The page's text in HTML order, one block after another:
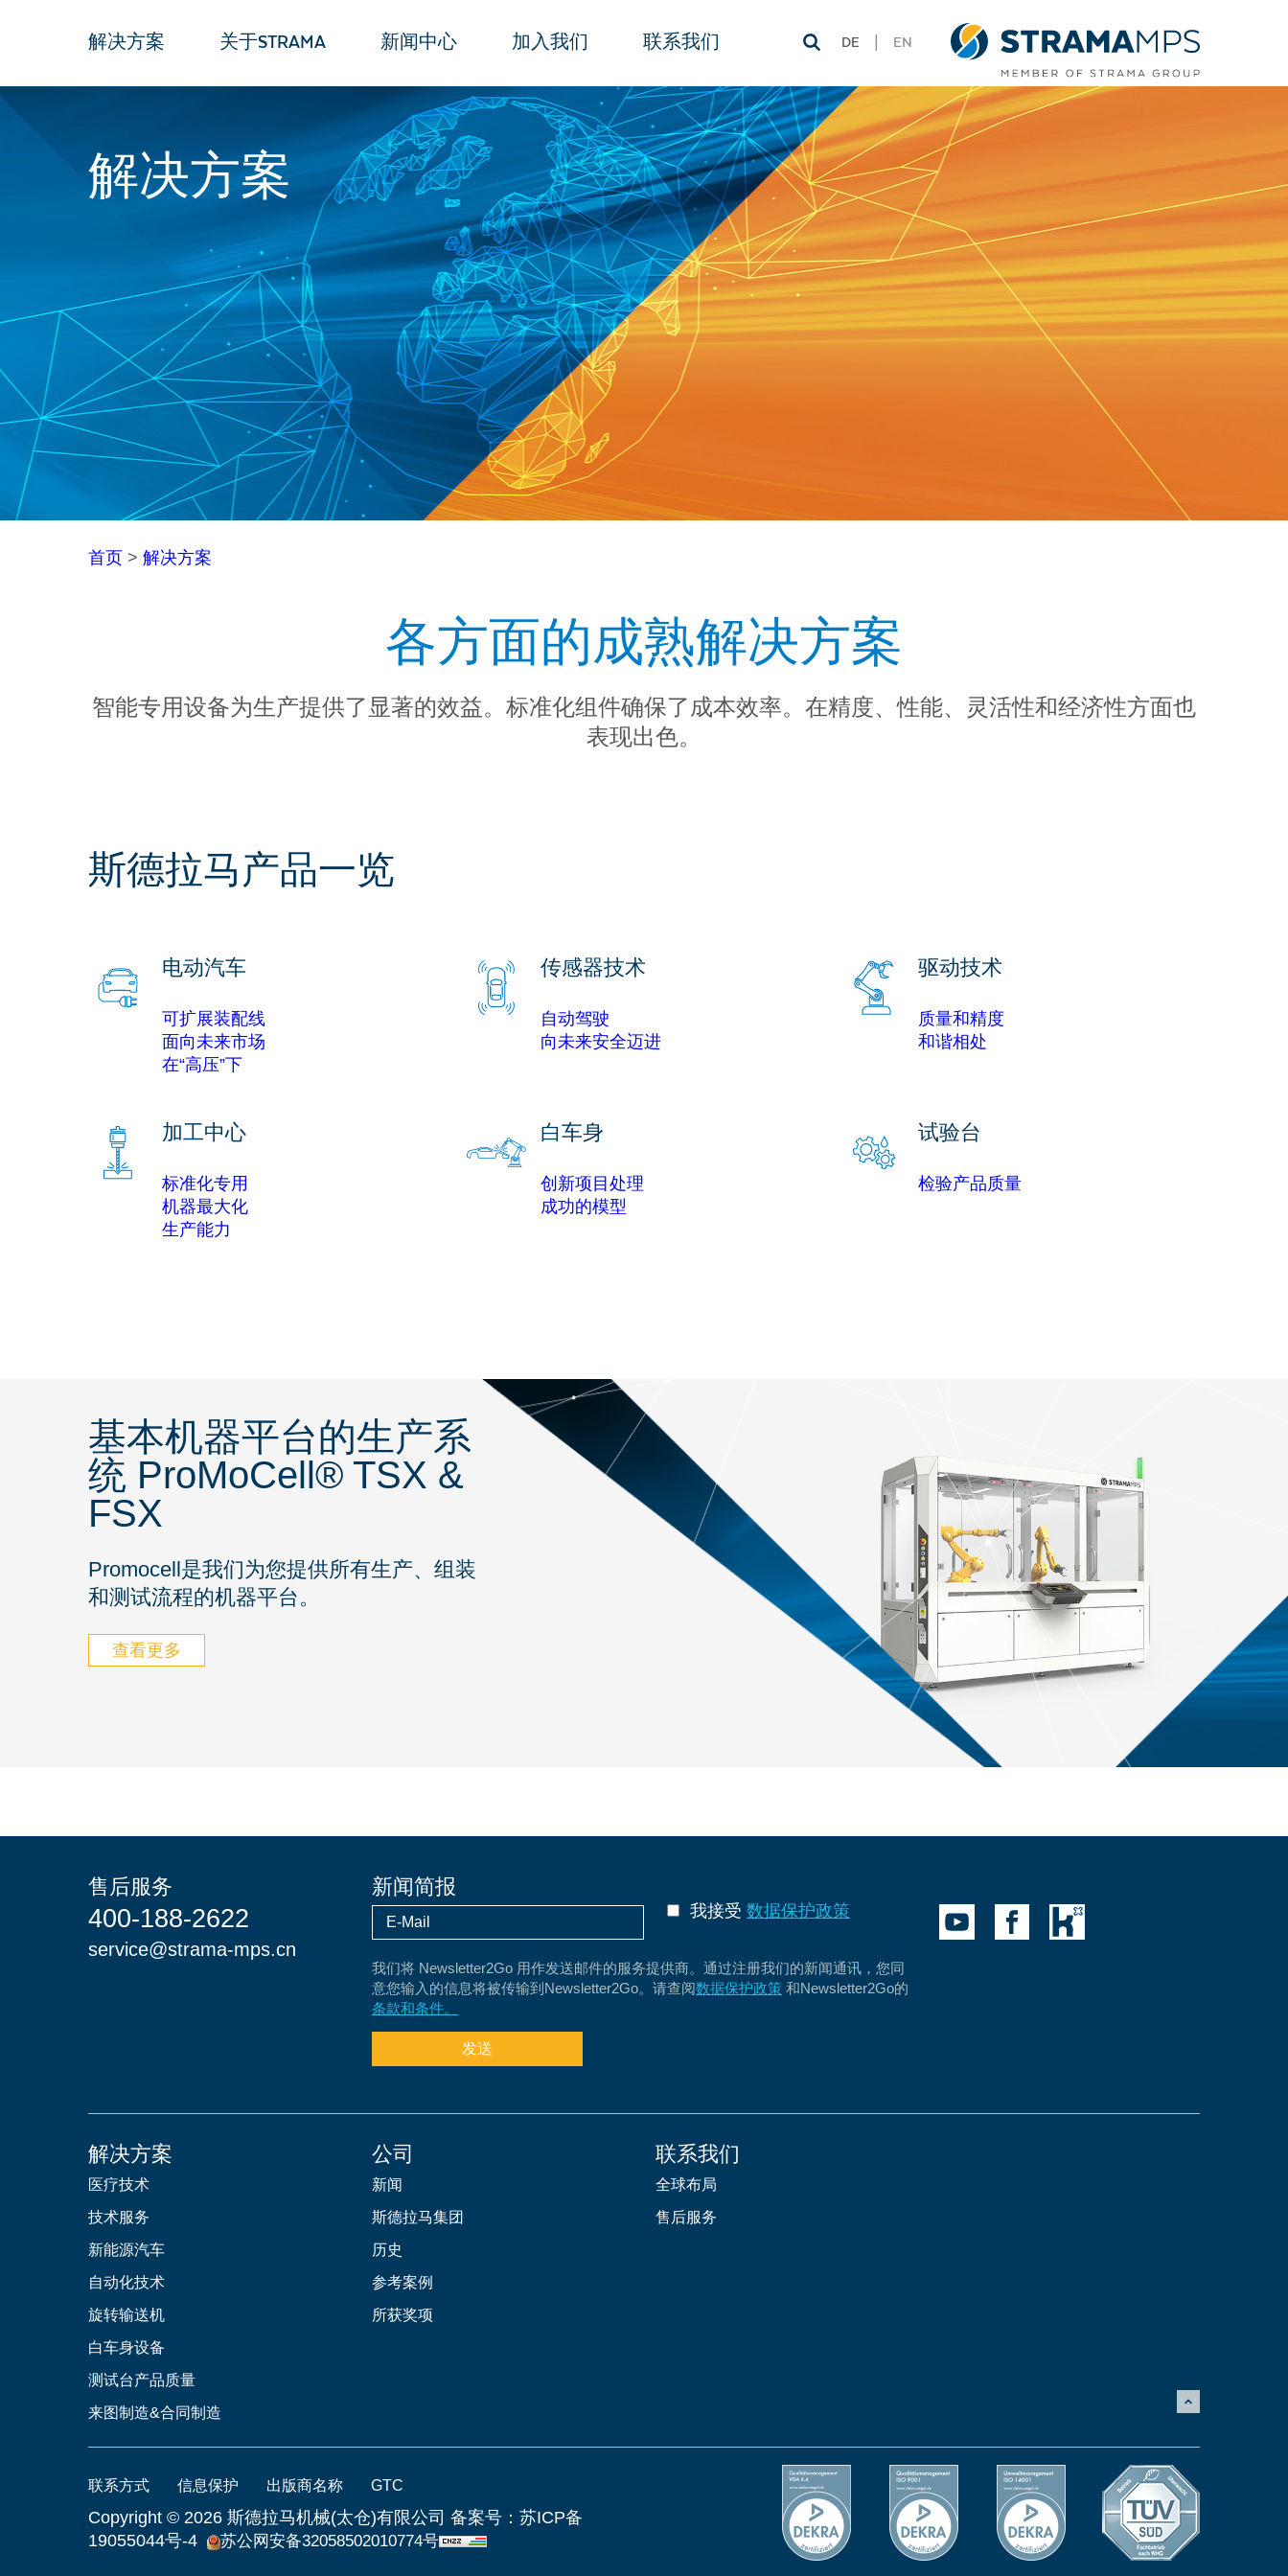
解决方案 关于STRAMA 新闻中心 加入我们 联系我们 DE EN
解决方案
首页 > 解决方案
各方面的成熟解决方案
智能专用设备为生产提供了显著的效益。标准化组件确保了成本效率。在精度、性能、灵活性和经济性方面也
表现出色。
斯德拉马产品一览
电动汽车
可扩展装配线
面向未来市场
在“高压”下
传感器技术
自动驾驶
向未来安全迈进
驱动技术
质量和精度
和谐相处
加工中心
标准化专用
机器最大化
生产能力
白车身
创新项目处理
成功的模型
试验台
检验产品质量
基本机器平台的生产系
统 ProMoCell® TSX &
FSX
Promocell是我们为您提供所有生产、组装
和测试流程的机器平台。
查看更多
售后服务
400-188-2622
service@strama-mps.cn
新闻简报
我接受 数据保护政策
我们将 Newsletter2Go 用作发送邮件的服务提供商。通过注册我们的新闻通讯，您同
意您输入的信息将被传输到Newsletter2Go。请查阅数据保护政策 和Newsletter2Go的
条款和条件。
发送
解决方案
医疗技术
技术服务
新能源汽车
自动化技术
旋转输送机
白车身设备
测试台产品质量
来图制造&合同制造
公司
新闻
斯德拉马集团
历史
参考案例
所获奖项
联系我们
全球布局
售后服务
联系方式 信息保护 出版商名称 GTC
Copyright © 2026 斯德拉马机械(太仓)有限公司 备案号： 苏ICP备
19055044号-4
苏公网安备32058502010774号